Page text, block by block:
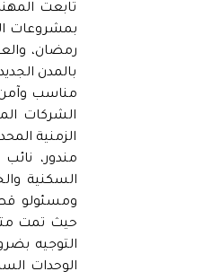
تابعت
بمشروعات
رمضان،
بالمدن
مناسب وآمن
الشركات
الزمنية
مندور،
السكنية
حيث تمت
التوجيه